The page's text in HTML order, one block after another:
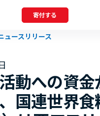
寄付する
ュースリリース
動への資金
国連世界食